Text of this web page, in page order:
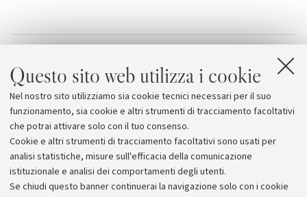
Questo sito web utilizza i cookie
Nel nostro sito utilizziamo sia cookie tecnici necessari per il suo
funzionamento, sia cookie e altri strumenti di tracciamento facoltativi
che potrai attivare solo con il tuo consenso.
Cookie e altri strumenti di tracciamento facoltativi sono usati per
analisi statistiche, misure sull'efficacia della comunicazione
istituzionale e analisi dei comportamenti degli utenti.
Se chiudi questo banner continuerai la navigazione solo con i cookie
La stagione numero ventiquattro de La Soffitta
La Soffitta 2012